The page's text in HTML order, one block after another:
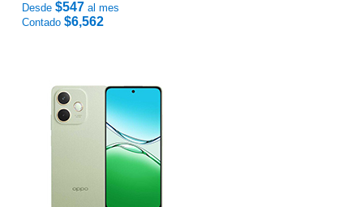
Desde $547 al mes
Contado $6,562